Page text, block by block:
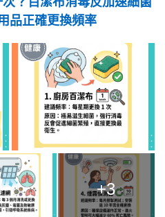
品正確更換頻率
+3